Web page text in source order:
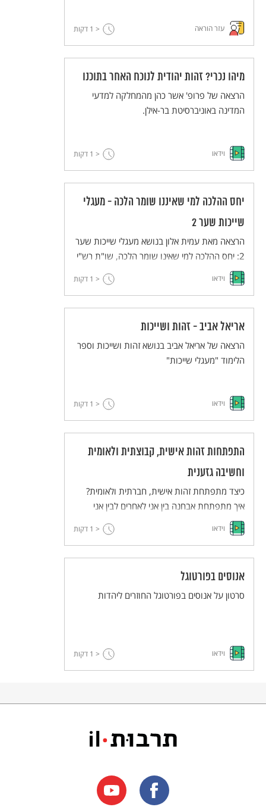
עזר הוראה < 1 דקות
מיהו נכרי? זהות יהודית לנוכח האחר בתוכנו
הרצאה של פרופ' אשר כהן מהמחלקה למדעי
המדינה באוניברסיטת בר-אילן.
וידאו < 1 דקות
יחס ההלכה למי שאיננו שומר הלכה - מעגלי
שייכות שער 2
הרצאה מאת עמית אלון בנושא מעגלי שייכות שער
2: יחס ההלכה למי שאינו שומר הלכה, שו"ת רש"י
ושו"ת חת"ם סופר.
וידאו < 1 דקות
אריאל אביב - זהות ושייכות
הרצאה של אריאל אביב בנושא זהות ושייכות וספר
הלימוד "מעגלי שייכות"
וידאו < 1 דקות
התפתחות זהות אישית, קבוצתית ולאומית
וחשיבה גזענית
כיצד מתפתחת זהות אישית, חברתית ולאומית?
איך מתפתחת אבחנה בין אני לאחרים לבין אני
ודה-הומניזציה של אחרים?
וידאו < 1 דקות
אנוסים בפורטוגל
סרטון על אנוסים בפורטוגל החוזרים ליהדות
וידאו < 1 דקות